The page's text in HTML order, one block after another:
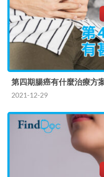
第四期腸癌有什麼治療方
2021-12-29